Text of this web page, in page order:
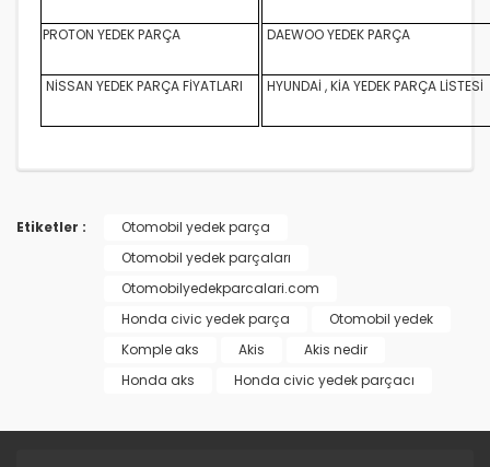
PROTON YEDEK PARÇA DAEWOO YEDEK PARÇA
NİSSAN YEDEK PARÇA FİYATLARI HYUNDAİ , KİA YEDEK PARÇA LİSTESİ
Etiketler :
Otomobil yedek parça
Otomobil yedek parçaları
Otomobilyedekparcalari.com
Honda civic yedek parça
Otomobil yedek
Komple aks
Akis
Akis nedir
Honda aks
Honda civic yedek parçacı